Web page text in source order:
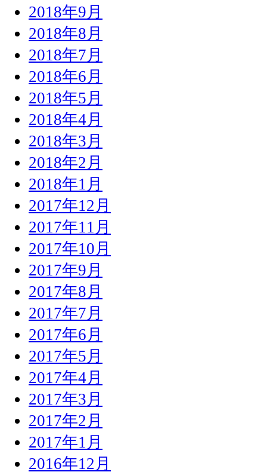
2018年9月
2018年8月
2018年7月
2018年6月
2018年5月
2018年4月
2018年3月
2018年2月
2018年1月
2017年12月
2017年11月
2017年10月
2017年9月
2017年8月
2017年7月
2017年6月
2017年5月
2017年4月
2017年3月
2017年2月
2017年1月
2016年12月